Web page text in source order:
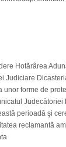
Hotărârea
Judiciare
unor forme de
Judecătoriei
perioadă şi
reclamantă